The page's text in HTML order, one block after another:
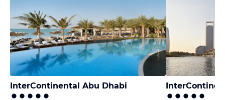
InterContinental Abu Dhabi